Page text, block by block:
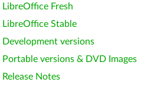
LibreOffice Fresh
LibreOffice Stable
Development versions
Portable versions & DVD Images
Release Notes